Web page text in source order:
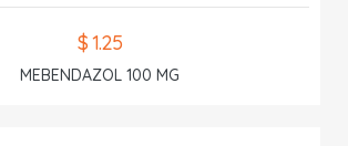
$ 1.25
MEBENDAZOL 100 MG